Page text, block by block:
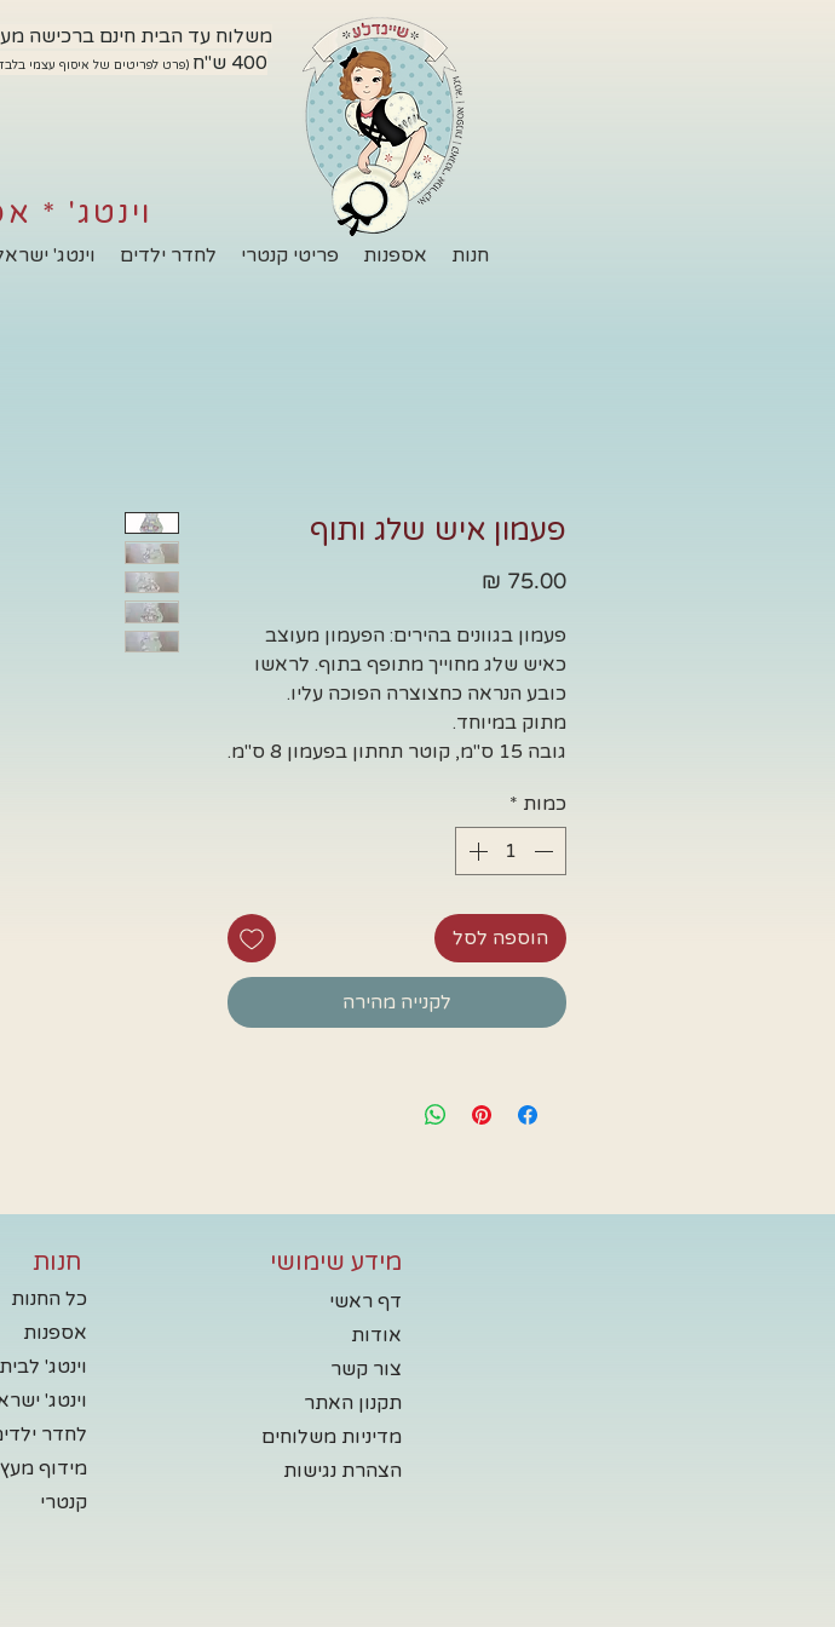
משלוח עד הבית חינם ברכישה
400 ש"ח
(פרט לפריטים של איסוף עצמי
וינטג' *
חנות אספנות פריטי קנטרי לחדר ילדים וינטג'
פעמון איש שלג ותוף
פעמון בגוונים בהירים: הפעמון מעוצב
כאיש שלג מחוייך מתופף בתוף. לראשו
כובע הנראה כחצוצרה הפוכה עליו.
מתוק במיוחד.
גובה 15 ס"מ, קוטר תחתון בפעמון 8 ס"מ.
כמות *
הוספה לסל
לקנייה מהירה
חנות
כל החנות
אספנות
וינטג' לבית
וינטג'
לחדר
מידוף מעץ
קנטרי
מידע שימושי
דף ראשי
אודות
צור קשר
תקנון האתר
מדיניות משלוחים
הצהרת נגישות